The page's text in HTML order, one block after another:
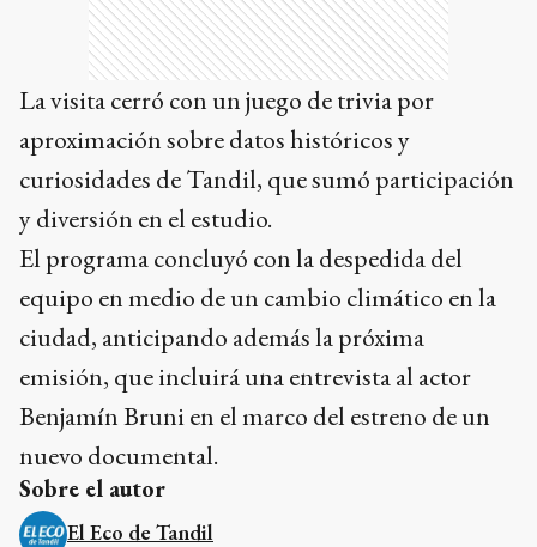
La visita cerró con un juego de trivia por
aproximación sobre datos históricos y
curiosidades de Tandil, que sumó participación
y diversión en el estudio.
El programa concluyó con la despedida del
equipo en medio de un cambio climático en la
ciudad, anticipando además la próxima
emisión, que incluirá una entrevista al actor
Benjamín Bruni en el marco del estreno de un
nuevo documental.
Sobre el autor
El Eco de Tandil